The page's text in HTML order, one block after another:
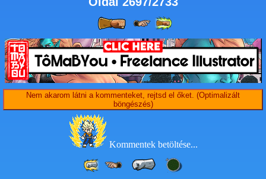
Nem akarom látni a kommenteket, rejtsd el őket. (Optimalizált
böngészés)
Kommentek betöltése...